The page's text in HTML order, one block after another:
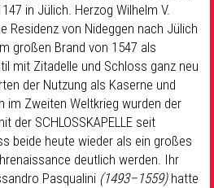
in Jülich. Herzog Wilhelm V.
Residenz von Nideggen nach Jülich
großen Brand von 1547 als
mit Zitadelle und Schloss ganz neu
der Nutzung als Kaserne und
im Zweiten Weltkrieg wurden der
der SCHLOSSKAPELLE seit
beide heute wieder als ein großes
deutlich werden. Ihr
Pasqualini (1493–1559)hatte